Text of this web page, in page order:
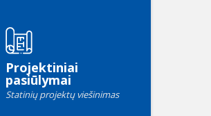
Projektiniai
pasiūlymai
Statinių projektų viešinimas